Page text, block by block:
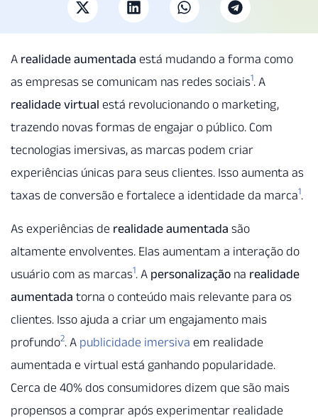
A realidade aumentada está mudando a forma como
as empresas se comunicam nas redes sociais1. A
realidade virtual está revolucionando o marketing,
trazendo novas formas de engajar o público. Com
tecnologias imersivas, as marcas podem criar
experiências únicas para seus clientes. Isso aumenta as
taxas de conversão e fortalece a identidade da marca1.
As experiências de realidade aumentada são
altamente envolventes. Elas aumentam a interação do
usuário com as marcas1. A personalização na realidade
aumentada torna o conteúdo mais relevante para os
clientes. Isso ajuda a criar um engajamento mais
profundo2. A publicidade imersiva em realidade
aumentada e virtual está ganhando popularidade.
Cerca de 40% dos consumidores dizem que são mais
propensos a comprar após experimentar realidade